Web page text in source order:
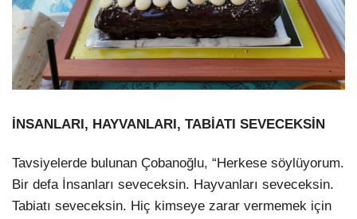
İNSANLARI, HAYVANLARI, TABİATI SEVECEKSİN
Tavsiyelerde bulunan Çobanoğlu, “Herkese söylüyorum.
Bir defa İnsanları seveceksin. Hayvanları seveceksin.
Tabiatı seveceksin. Hiç kimseye zarar vermemek için